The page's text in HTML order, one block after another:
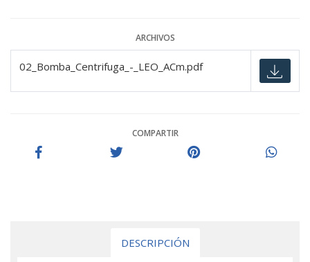
ARCHIVOS
02_Bomba_Centrifuga_-_LEO_ACm.pdf
COMPARTIR
DESCRIPCIÓN